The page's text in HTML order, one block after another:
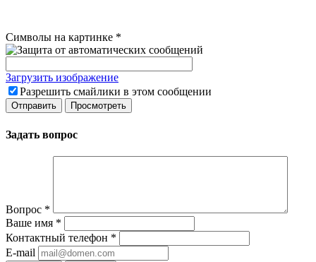
Символы на картинке *
Загрузить изображение
Разрешить смайлики в этом сообщении
Задать вопрос
Вопрос *
Ваше имя *
Контактный телефон *
E-mail